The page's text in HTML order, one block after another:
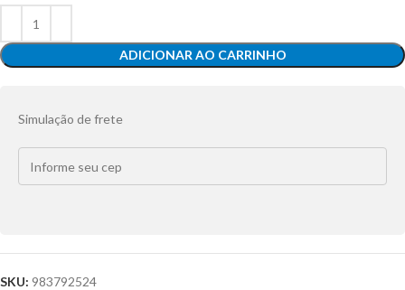
ADICIONAR AO CARRINHO
Simulação de frete
SKU: 983792524